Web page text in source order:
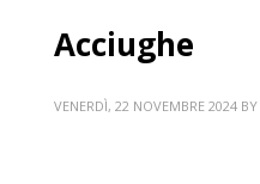
Acciughe
VENERDÌ, 22 NOVEMBRE 2024 BY